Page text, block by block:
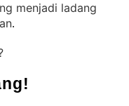
menjadi ladang
.